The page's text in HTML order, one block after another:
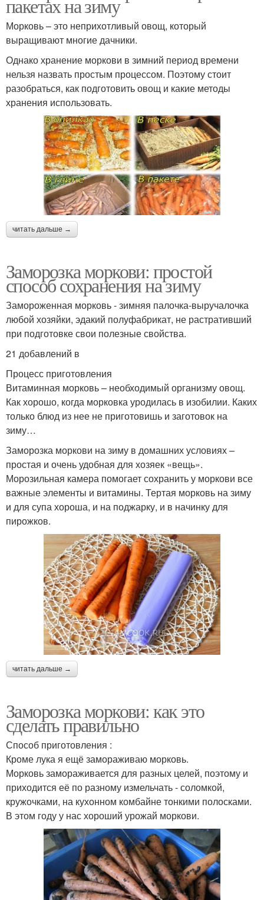
пакетах на зиму
Морковь – это неприхотливый овощ, который
выращивают многие дачники.
Однако хранение моркови в зимний период времени
нельзя назвать простым процессом. Поэтому стоит
разобраться, как подготовить овощ и какие методы
хранения использовать.
читать дальше →
Заморозка моркови: простой
способ сохранения на зиму
Замороженная морковь - зимняя палочка-выручалочка
любой хозяйки, эдакий полуфабрикат, не растративший
при подготовке свои полезные свойства.
21 добавлений в
Процесс приготовления
Витаминная морковь – необходимый организму овощ.
Как хорошо, когда морковка уродилась в изобилии. Каких
только блюд из нее не приготовишь и заготовок на
зиму…
Заморозка моркови на зиму в домашних условиях –
простая и очень удобная для хозяек «вещь».
Морозильная камера помогает сохранить у моркови все
важные элементы и витамины. Тертая морковь на зиму
и для супа хороша, и на поджарку, и в начинку для
пирожков.
читать дальше →
Заморозка моркови: как это
сделать правильно
Способ приготовления :
Кроме лука я ещё замораживаю морковь.
Морковь замораживается для разных целей, поэтому и
приходится её по разному измельчать - соломкой,
кружочками, на кухонном комбайне тонкими полосками.
В этом году у нас хороший урожай моркови.